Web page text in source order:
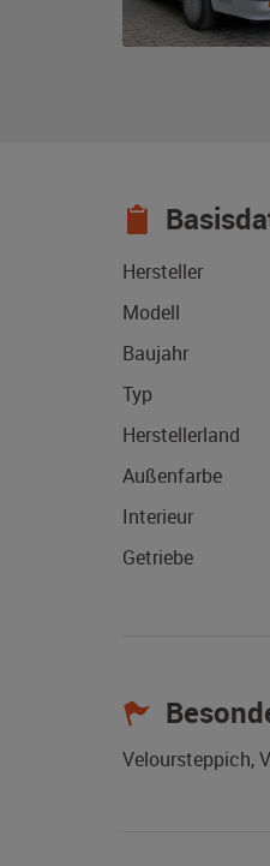
Hersteller
Modell
Baujahr
Typ
Herstellerland
Außenfarbe
Interieur
Getriebe
Veloursteppich,